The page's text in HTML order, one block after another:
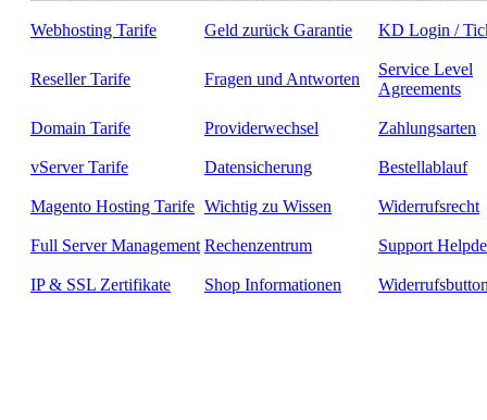
Webhosting Tarife Geld zurück Garantie KD Login /
Reseller Tarife Fragen und Antworten
Service Level
Agreements
Domain Tarife Providerwechsel Zahlungsarten
vServer Tarife Datensicherung Bestellablauf
Magento Hosting Tarife Wichtig zu Wissen Widerrufsrecht
Full Server Management Rechenzentrum Support
IP & SSL Zertifikate Shop Informationen